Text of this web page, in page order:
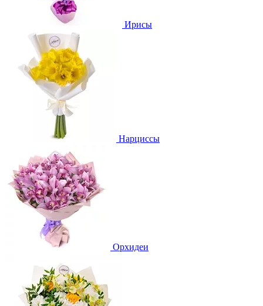
Ирисы
Нарциссы
Орхидеи